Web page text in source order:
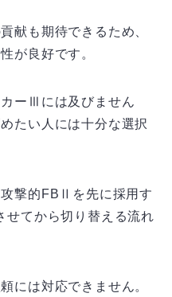
献も期待できるため、
が良好です。
ーⅢには及びません
たい人には十分な選択
撃的FBⅡを先に採用す
てから切り替える流れ
には対応できません。